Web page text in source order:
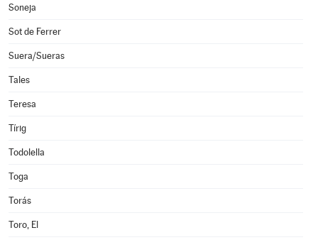
Soneja
Sot de Ferrer
Suera/Sueras
Tales
Teresa
Tírig
Todolella
Toga
Torás
Toro, El